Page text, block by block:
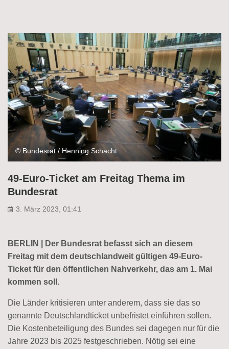
© Bundesrat / Henning Schacht
49-Euro-Ticket am Freitag Thema im
Bundesrat
3. März 2023, 01:41
BERLIN | Der Bundesrat befasst sich an diesem
Freitag mit dem deutschlandweit gültigen 49-Euro-
Ticket für den öffentlichen Nahverkehr, das am 1. Mai
kommen soll.
Die Länder kritisieren unter anderem, dass sie das so
genannte Deutschlandticket unbefristet einführen sollen.
Die Kostenbeteiligung des Bundes sei dagegen nur für die
Jahre 2023 bis 2025 festgeschrieben. Nötig sei eine